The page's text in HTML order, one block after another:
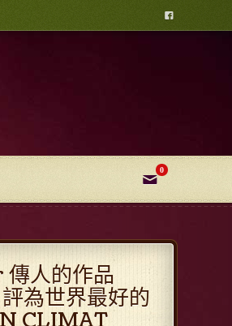

✉
0
人的作品
為世界最好的